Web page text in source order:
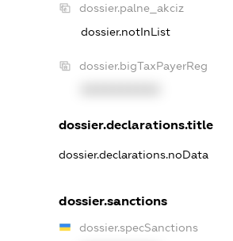
dossier.palne_akciz
dossier.notInList
dossier.bigTaxPayerReg
dossier.declarations.title
dossier.declarations.noData
dossier.sanctions
dossier.specSanctions